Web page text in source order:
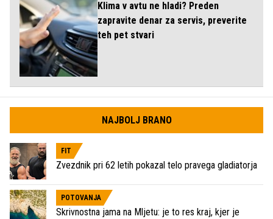
Klima v avtu ne hladi? Preden
zapravite denar za servis, preverite
teh pet stvari
NAJBOLJ BRANO
FIT
Zvezdnik pri 62 letih pokazal telo pravega gladiatorja
POTOVANJA
Skrivnostna jama na Mljetu: je to res kraj, kjer je